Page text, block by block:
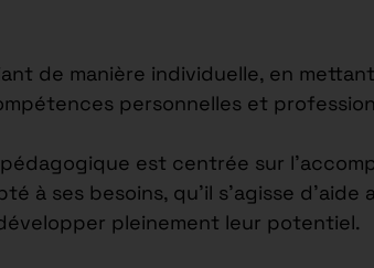
de manière individuelle, en
personnelles et
est centrée sur
ses besoins, qu’il s’agisse
pleinement leur potentiel.